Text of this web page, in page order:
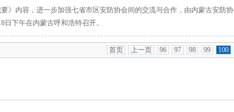
》内容，进一步加强七省市区安防协会间的交流与合作，由内蒙古安防协
日下午在内蒙古呼和浩特召开。
首页 上一页 96 97 98 99 100